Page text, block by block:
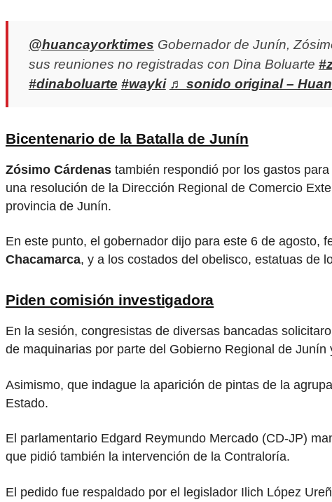
@huancayorktimes Gobernador de Junín,
sus reuniones no registradas con Dina Boluarte
#dinaboluarte #wayki ♬ sonido original –
Bicentenario de la Batalla de Junín
Zósimo Cárdenas también respondió por los gastos
una resolución de la Dirección Regional de Comercio
provincia de Junín.
En este punto, el gobernador dijo para este 6 de agosto,
Chacamarca, y a los costados del obelisco, estatuas de
Piden comisión investigadora
En la sesión, congresistas de diversas bancadas
de maquinarias por parte del Gobierno Regional de
Asimismo, que indague la aparición de pintas de la
Estado.
El parlamentario Edgard Reymundo Mercado (CD-JP)
que pidió también la intervención de la Contraloría.
El pedido fue respaldado por el legislador Ilich López